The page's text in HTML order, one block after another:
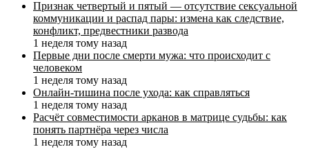
Признак четвертый и пятый — отсутствие сексуальной
коммуникации и распад пары: измена как следствие,
конфликт, предвестники развода
1 неделя тому назад
Первые дни после смерти мужа: что происходит с
человеком
1 неделя тому назад
Онлайн-тишина после ухода: как справляться
1 неделя тому назад
Расчёт совместимости арканов в матрице судьбы: как
понять партнёра через числа
1 неделя тому назад